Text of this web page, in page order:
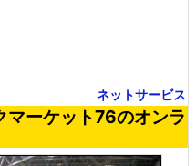
ネットサービス
マーケット76のオンラ